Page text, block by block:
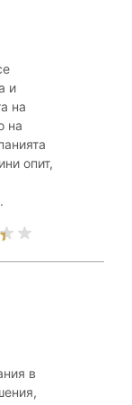
и
на
на
опит,
в